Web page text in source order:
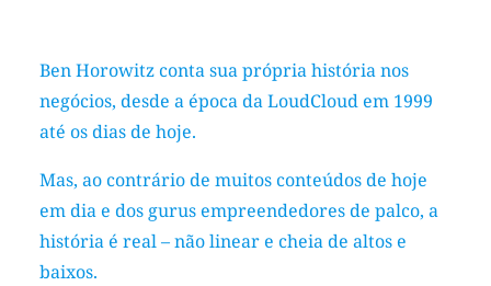
Ben Horowitz conta sua própria história nos
negócios, desde a época da LoudCloud em 1999
até os dias de hoje.
Mas, ao contrário de muitos conteúdos de hoje
em dia e dos gurus empreendedores de palco, a
história é real – não linear e cheia de altos e
baixos.